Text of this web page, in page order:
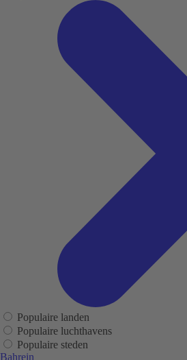
Populaire landen
Populaire luchthavens
Populaire steden
Bahrein